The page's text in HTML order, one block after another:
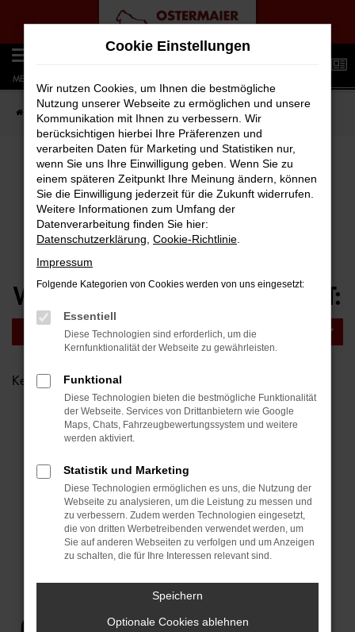
Zum
Hauptinhalt
springen
MENÜ
Startseite AUTO-FAMILIE
UNSERE ANSPRECHPARTNER
WIR HELFEN IHNEN GERNE WEITER!
WÄHLEN SIE IHREN STANDORT:
Bitte Standort auswählen
Kein Standort ausgewählt.
Cookie Einstellungen
Wir nutzen Cookies, um Ihnen die bestmögliche
Nutzung unserer Webseite zu ermöglichen und unsere
Kommunikation mit Ihnen zu verbessern. Wir
berücksichtigen hierbei Ihre Präferenzen und
verarbeiten Daten für Marketing und Statistiken nur,
wenn Sie uns Ihre Einwilligung geben. Wenn Sie zu
einem späteren Zeitpunkt Ihre Meinung ändern, können
Sie die Einwilligung jederzeit für die Zukunft widerrufen.
Weitere Informationen zum Umfang der
Datenverarbeitung finden Sie hier:
Datenschutzerklärung Cookie-Richtlinie
Impressum
Folgende Kategorien von Cookies werden von uns eingesetzt:
Essentiell
Diese Technologien sind erforderlich, um die
Kernfunktionalität der Webseite zu gewährleisten.
Funktional
Diese Technologien bieten die bestmögliche Funktionalität
der Webseite. Services von Drittanbietern wie Google
Maps, Chats, Fahrzeugbewertungssystem und weitere
werden aktiviert.
Statistik und Marketing
Diese Technologien ermöglichen es uns, die Nutzung der
Webseite zu analysieren, um die Leistung zu messen und
zu verbessern. Zudem werden Technologien eingesetzt,
die von dritten Werbetreibenden verwendet werden, um
Sie auf anderen Webseiten zu verfolgen und um Anzeigen
zu schalten, die für Ihre Interessen relevant sind.
Speichern
Optionale Cookies ablehnen